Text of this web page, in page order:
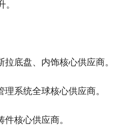
拉底盘、内饰核心供应商。
理系统全球核心供应商。
件核心供应商。